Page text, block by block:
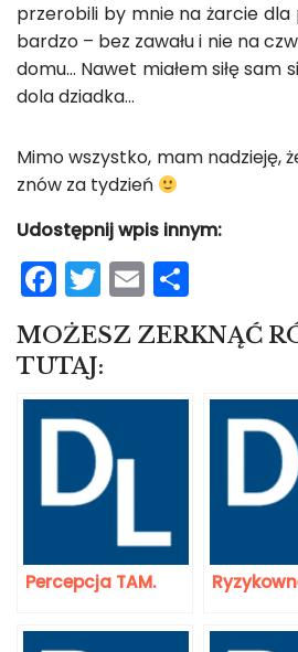
przerobili by mnie na żarcie
bardzo – bez zawału i nie na
domu… Nawet miałem siłę
dola dziadka…
Mimo wszystko, mam nadzieję,
znów za tydzień
Udostępnij wpis innym:
F
a
c
e
b
o
T
w
itt
er
E
m
ai
h
ar
MOŻESZ ZERKNĄĆ
TUTAJ:
Percepcja TAM.